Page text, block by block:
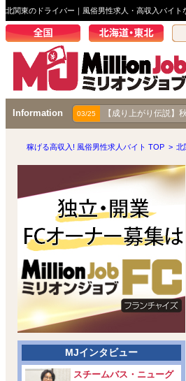
北関東のドライバー｜風俗男性求人・高収入バイト
Information 01/24 【密着24時】サー
03/25 【成り上がり伝説】
稼げる高収入! 風俗男性求人バイト TOP > 北
MJインタビュー
スチームバス・ニューグ